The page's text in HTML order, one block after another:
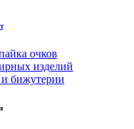
очков
изделий
бижутерии